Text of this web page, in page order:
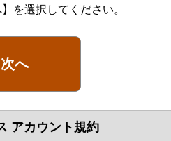
を選択してください。
次へ
アカウント規約